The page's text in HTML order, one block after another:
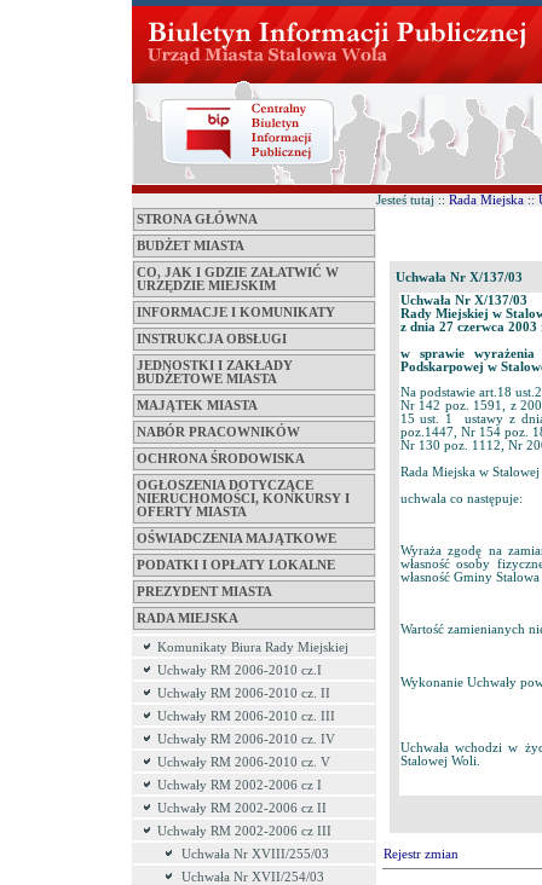
STRONA GŁÓWNA
BUDŻET MIASTA
CO, JAK I GDZIE ZAŁATWIĆ W
URZĘDZIE MIEJSKIM
INFORMACJE I KOMUNIKATY
INSTRUKCJA OBSŁUGI
JEDNOSTKI I ZAKŁADY
BUDŻETOWE MIASTA
MAJĄTEK MIASTA
NABÓR PRACOWNIKÓW
OCHRONA ŚRODOWISKA
OGŁOSZENIA DOTYCZĄCE
NIERUCHOMOŚCI, KONKURSY I
OFERTY MIASTA
OŚWIADCZENIA MAJĄTKOWE
PODATKI I OPŁATY LOKALNE
PREZYDENT MIASTA
RADA MIEJSKA
Komunikaty Biura Rady Miejskiej
Uchwały RM 2006-2010 cz.I
Uchwały RM 2006-2010 cz. II
Uchwały RM 2006-2010 cz. III
Uchwały RM 2006-2010 cz. IV
Uchwały RM 2006-2010 cz. V
Uchwały RM 2002-2006 cz I
Uchwały RM 2002-2006 cz II
Uchwały RM 2002-2006 cz III
Uchwała Nr XVIII/255/03
Uchwała Nr XVII/254/03
Jesteś tutaj :: Rada Miejska ::
Uchwała Nr X/137/03
Uchwała Nr X/137/03
Rady Miejskiej w
z dnia 27 czerwca 2003
w sprawie
Podskarpowej w
Na podstawie art.18
Nr 142 poz. 1591, z
15 ust. 1 ustawy z
poz.1447, Nr 154 poz.
Nr 130 poz. 1112, Nr
Rada Miejska w
uchwala co następuje:
Wyraża zgodę na
własność osoby
własność Gminy Stalowa
Wartość zamienianych
Wykonanie Uchwały
Uchwała wchodzi w
Stalowej Woli.
Rejestr zmian